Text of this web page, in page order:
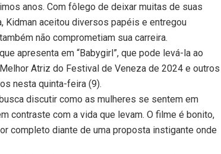
anos. Com fôlego de deixar muitas de suas
aceitou diversos papéis e entregou
não comprometiam sua carreira.
apresenta em “Babygirl”, que pode levá-la ao
Atriz do Festival de Veneza de 2024 e outros
nesta quinta-feira (9).
discutir como as mulheres se sentem em
contraste com a vida que levam. O filme é bonito,
completo diante de uma proposta instigante onde